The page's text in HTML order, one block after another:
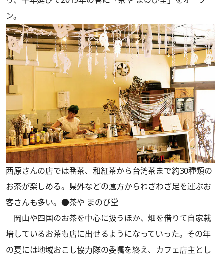
ン。
西原さんの店では番茶、和紅茶から台湾茶まで約30種類の
お茶が楽しめる。県外などの遠方からわざわざ足を運ぶお
客さんも多い。●茶や まのび堂
岡山や四国のお茶を中心に扱うほか、畑を借りて自家栽
培しているお茶も店に出せるようになっていった。その年
の夏には地域おこし協力隊の委嘱を終え、カフェ店主とし